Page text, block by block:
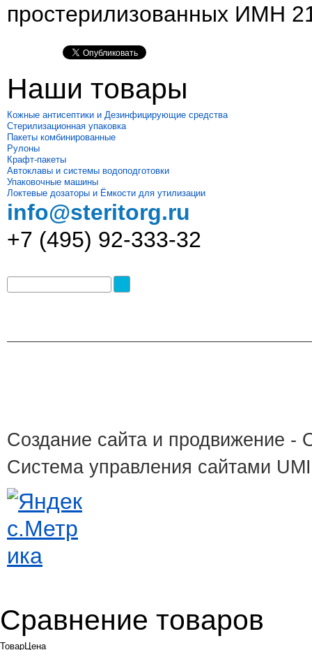
простерилизованных ИМН
Наши товары
Кожные антисептики и Дезинфицирующие средства
Стерилизационная упаковка
Пакеты комбинированные
Рулоны
Крафт-пакеты
Автоклавы и системы водоподготовки
Упаковочные машины
Локтевые дозаторы и Ёмкости для утилизации
info@steritorg.ru
+7 (495) 92-333-32
Создание сайта и продвижение -
Система управления сайтами
Сравнение товаров
ТоварЦена